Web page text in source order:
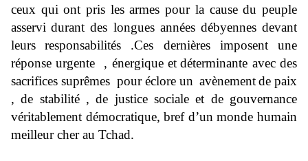
ceux qui ont pris les armes pour la cause du peuple
asservi durant des longues années débyennes devant
leurs
responsabilités
.Ces dernières imposent une
réponse urgente , énergique et déterminante avec des
sacrifices suprêmes pour éclore un avènementde paix
, de stabilité , de justice sociale et de gouvernance
véritablement démocratique, bref d’un monde humain
meilleur cher au Tchad.